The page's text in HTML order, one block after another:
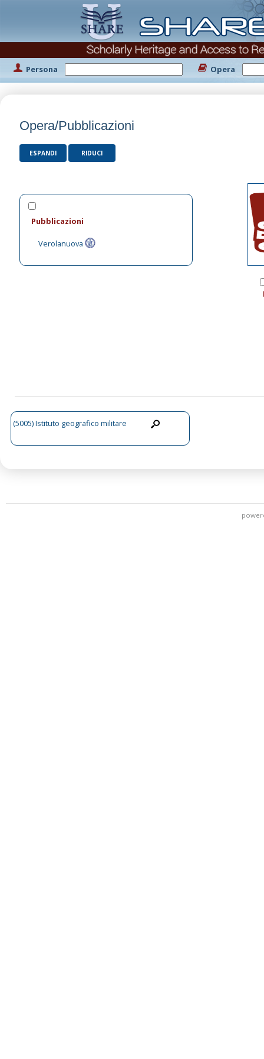
Persona Opera
Opera/Pubblicazioni
ESPANDI RIDUCI
Pubblicazioni
Verolanuova
(5005) Istituto geografico militare